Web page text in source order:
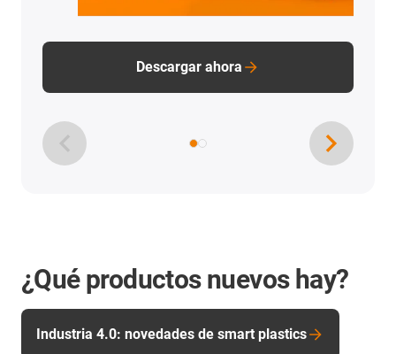
¿Qué productos nuevos hay?
Industria 4.0: novedades de smart plastics